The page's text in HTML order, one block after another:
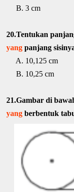
B. 3 cm
20.Tentukan
yang panjang
A. 10,125
B. 10,25
21.Gambar di
yang berbentuk